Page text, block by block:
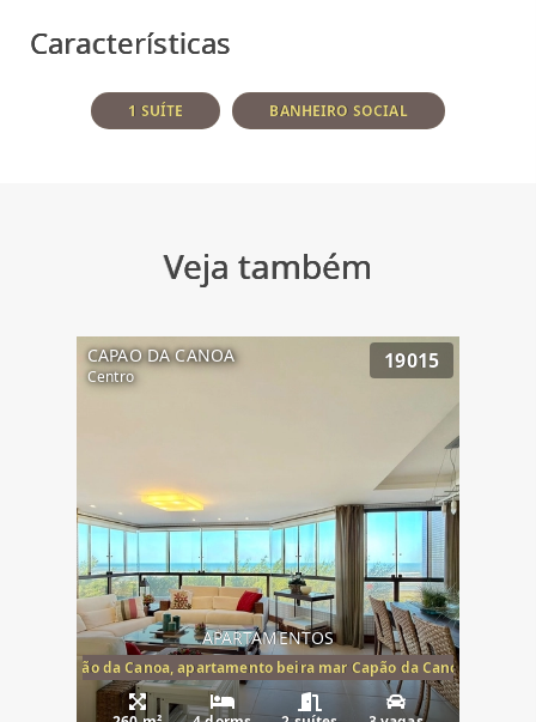
Características
1 SUÍTE BANHEIRO SOCIAL
Veja também
CAPAO DA CANOA
Centro
19015
APARTAMENTOS
mar Capão da Canoa, apartamento beira mar Capão da Canoa,